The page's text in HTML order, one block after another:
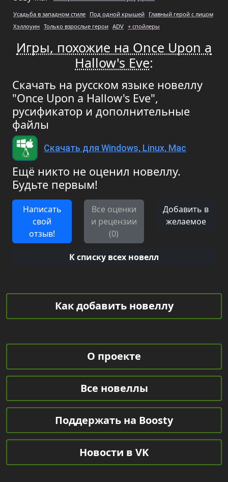
Усадьба в западном стиле Под одной крышей Главный герой с лицом
Хэллоуин Только взрослые герои ADV + спойлеры
Игры, похожие на Once Upon a
Hallow's Eve:
Скачать на русском языке новеллу
"Once Upon a Hallow's Eve",
русификатор и дополнительные
файлы
Скачать для Windows, Linux, Mac
Ещё никто не оценил новеллу.
Будьте первым!
Написать
свой
отзыв!
Все оценки
и рецензии
(0)
Добавить в
желаемое
К списку всех новелл
Как добавить новеллу
О проекте
Все новеллы
Поддержать на Boosty
Новости в VK